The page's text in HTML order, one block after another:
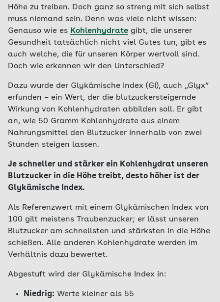
Höhe zu treiben. Doch ganz so streng mit sich selbst
muss niemand sein. Denn was viele nicht wissen:
Genauso wie es Kohlenhydrate gibt, die unserer
Gesundheit tatsächlich nicht viel Gutes tun, gibt es
auch welche, die für unseren Körper wertvoll sind.
Doch wie erkennen wir den Unterschied?
Dazu wurde der Glykämische Index (GI), auch „Glyx“
erfunden – ein Wert, der die blutzuckersteigernde
Wirkung von Kohlenhydraten abbilden soll. Er gibt
an, wie 50 Gramm Kohlenhydrate aus einem
Nahrungsmittel den Blutzucker innerhalb von zwei
Stunden steigen lassen.
Je schneller und stärker ein Kohlenhydrat unseren
Blutzucker in die Höhe treibt, desto höher ist der
Glykämische Index.
Als Referenzwert mit einem Glykämischen Index von
100 gilt meistens Traubenzucker; er lässt unseren
Blutzucker am schnellsten und stärksten in die Höhe
schießen. Alle anderen Kohlenhydrate werden im
Verhältnis dazu bewertet.
Abgestuft wird der Glykämische Index in:
Niedrig: Werte kleiner als 55